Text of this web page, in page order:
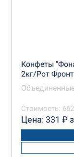
Конфеты
2кг/Рот Фронт
Стоимость:
Цена: 331 ₽